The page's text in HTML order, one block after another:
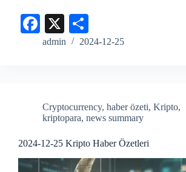
Fa
ce
X
ha
admin 2024-12-25
Cryptocurrency, haber özeti, Kripto,
kriptopara, news summary
2024-12-25 Kripto Haber Özetleri